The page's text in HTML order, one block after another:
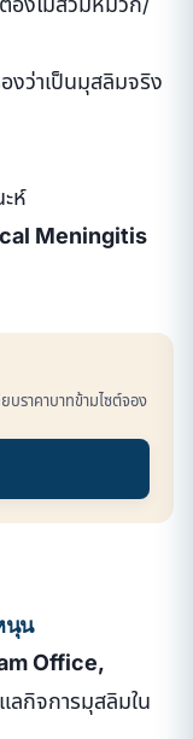
งว่าเป็นมุสลิมจริง
ห์
Meningitis
ราคาบาทข้ามไซต์จอง
นุน
Office,
ลกิจการมุสลิมใน